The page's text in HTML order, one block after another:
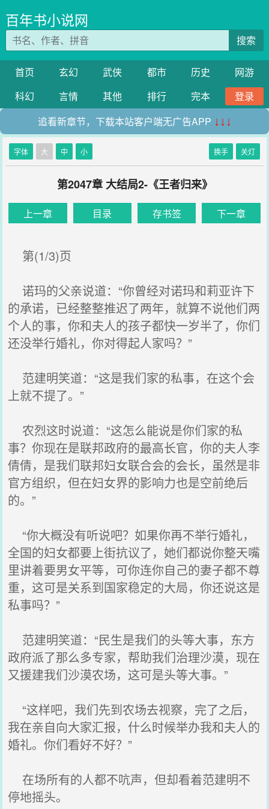
百年书小说网
搜索
首页 玄幻 武侠 都市 历史
网游
科幻
言情 其他 排行 完本
登录
追看新章节，下载本站客户端无广告APP ↓↓↓
字体 大 中 小 换手 关灯
第2047章 大结局2-《王者归来》
上一章 目录 存书签 下一章
第(1/3)页
诺玛的父亲说道：“你曾经对诺玛和莉亚许下
的承诺，已经整整推迟了两年，就算不说他们两
个人的事，你和夫人的孩子都快一岁半了，你们
还没举行婚礼，你对得起人家吗？”
范建明笑道：“这是我们家的私事，在这个会
上就不提了。”
农烈这时说道：“这怎么能说是你们家的私
事？你现在是联邦政府的最高长官，你的夫人李
倩倩，是我们联邦妇女联合会的会长，虽然是非
官方组织，但在妇女界的影响力也是空前绝后
的。”
“你大概没有听说吧？如果你再不举行婚礼，
全国的妇女都要上街抗议了，她们都说你整天嘴
里讲着要男女平等，可你连你自己的妻子都不尊
重，这可是关系到国家稳定的大局，你还说这是
私事吗？”
范建明笑道：“民生是我们的头等大事，东方
政府派了那么多专家，帮助我们治理沙漠，现在
又援建我们沙漠农场，这可是头等大事。”
“这样吧，我们先到农场去视察，完了之后，
我在亲自向大家汇报，什么时候举办我和夫人的
婚礼。你们看好不好？”
在场所有的人都不吭声，但却看着范建明不
停地摇头。